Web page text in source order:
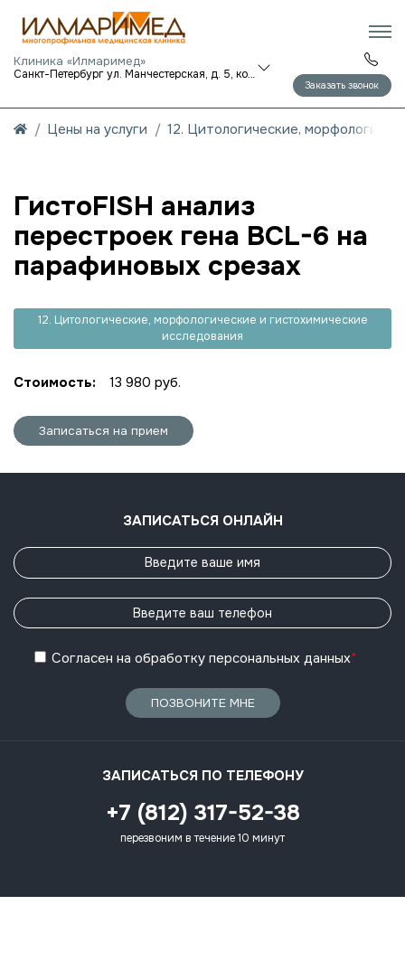
Клиника «Илмаримед»
Санкт-Петербург ул. Манчестерская, д. 5, корп. 1
Заказать звонок
Цены на услуги 12. Цитологические,
ГистоFISH анализ
перестроек гена BCL-6 на
парафиновых срезах
12. Цитологические, морфологические и гистохимические
исследования
Стоимость: 13 980 руб.
Записаться на прием
ЗАПИСАТЬСЯ ОНЛАЙН
Согласен на обработку персональных данных*
ПОЗВОНИТЕ МНЕ
ЗАПИСАТЬСЯ ПО ТЕЛЕФОНУ
+7 (812) 317-52-38
перезвоним в течение 10 минут